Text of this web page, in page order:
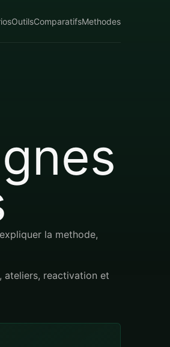
OutilsComparatifsMethodes
la methode,
ateliers, reactivation et